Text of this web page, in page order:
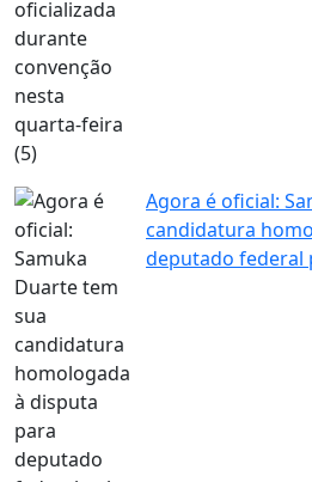
Agora é oficial:
candidatura
deputado federal